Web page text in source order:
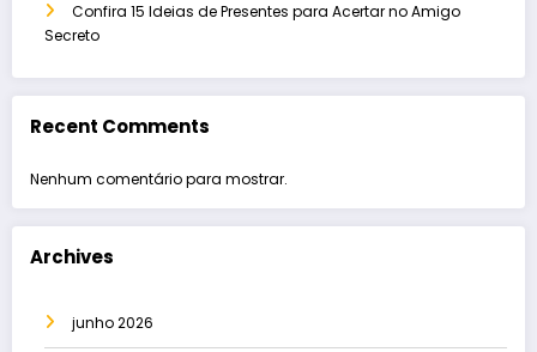
Confira 15 Ideias de Presentes para Acertar no Amigo
Secreto
Recent Comments
Nenhum comentário para mostrar.
Archives
junho 2026